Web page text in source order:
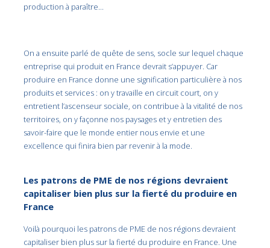
production à paraître…
On a ensuite parlé de quête de sens, socle sur lequel chaque
entreprise qui produit en France devrait s’appuyer. Car
produire en France donne une signification particulière à nos
produits et services : on y travaille en circuit court, on y
entretient l’ascenseur sociale, on contribue à la vitalité de nos
territoires, on y façonne nos paysages et y entretien des
savoir-faire que le monde entier nous envie et une
excellence qui finira bien par revenir à la mode.
Les patrons de PME de nos régions devraient
capitaliser bien plus sur la fierté du produire en
France
Voilà pourquoi les patrons de PME de nos régions devraient
capitaliser bien plus sur la fierté du produire en France. Une